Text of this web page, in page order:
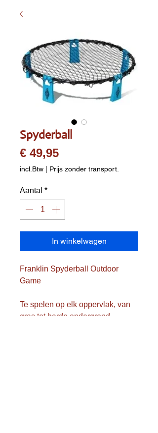
Spyderball
€ 49,95Prijs
incl.Btw | Prijs zonder transport.
Aantal *
In winkelwagen
Franklin Spyderball Outdoor
Game
Te spelen op elk oppervlak, van
gras tot harde ondergrond